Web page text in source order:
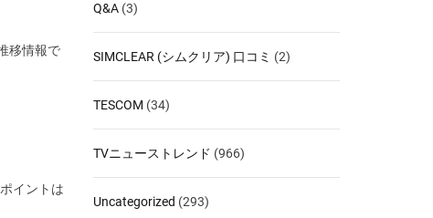
移情報で
イントは
Q&A (3)
SIMCLEAR (シムクリア) 口コミ (2)
TESCOM (34)
TVニューストレンド (966)
Uncategorized (293)